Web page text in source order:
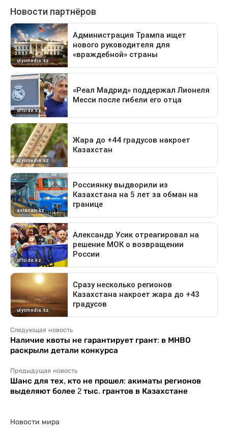
Следующая новость
Наличие квоты не гарантирует грант: в МНВО
раскрыли детали конкурса
Предыдущая новость
Шанс для тех, кто не прошел: акиматы регионов
выделяют более 2 тыс. грантов в Казахстане
Новости мира